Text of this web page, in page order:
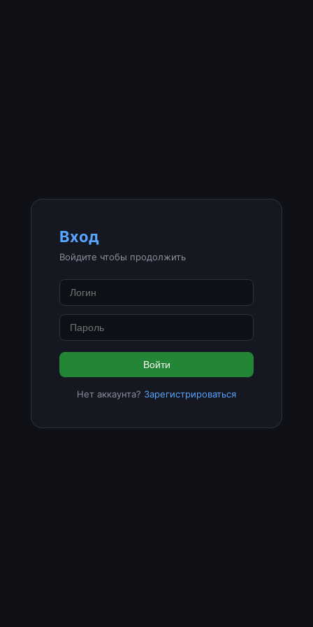
Вход
Войдите чтобы продолжить
Войти
Нет аккаунта? Зарегистрироваться